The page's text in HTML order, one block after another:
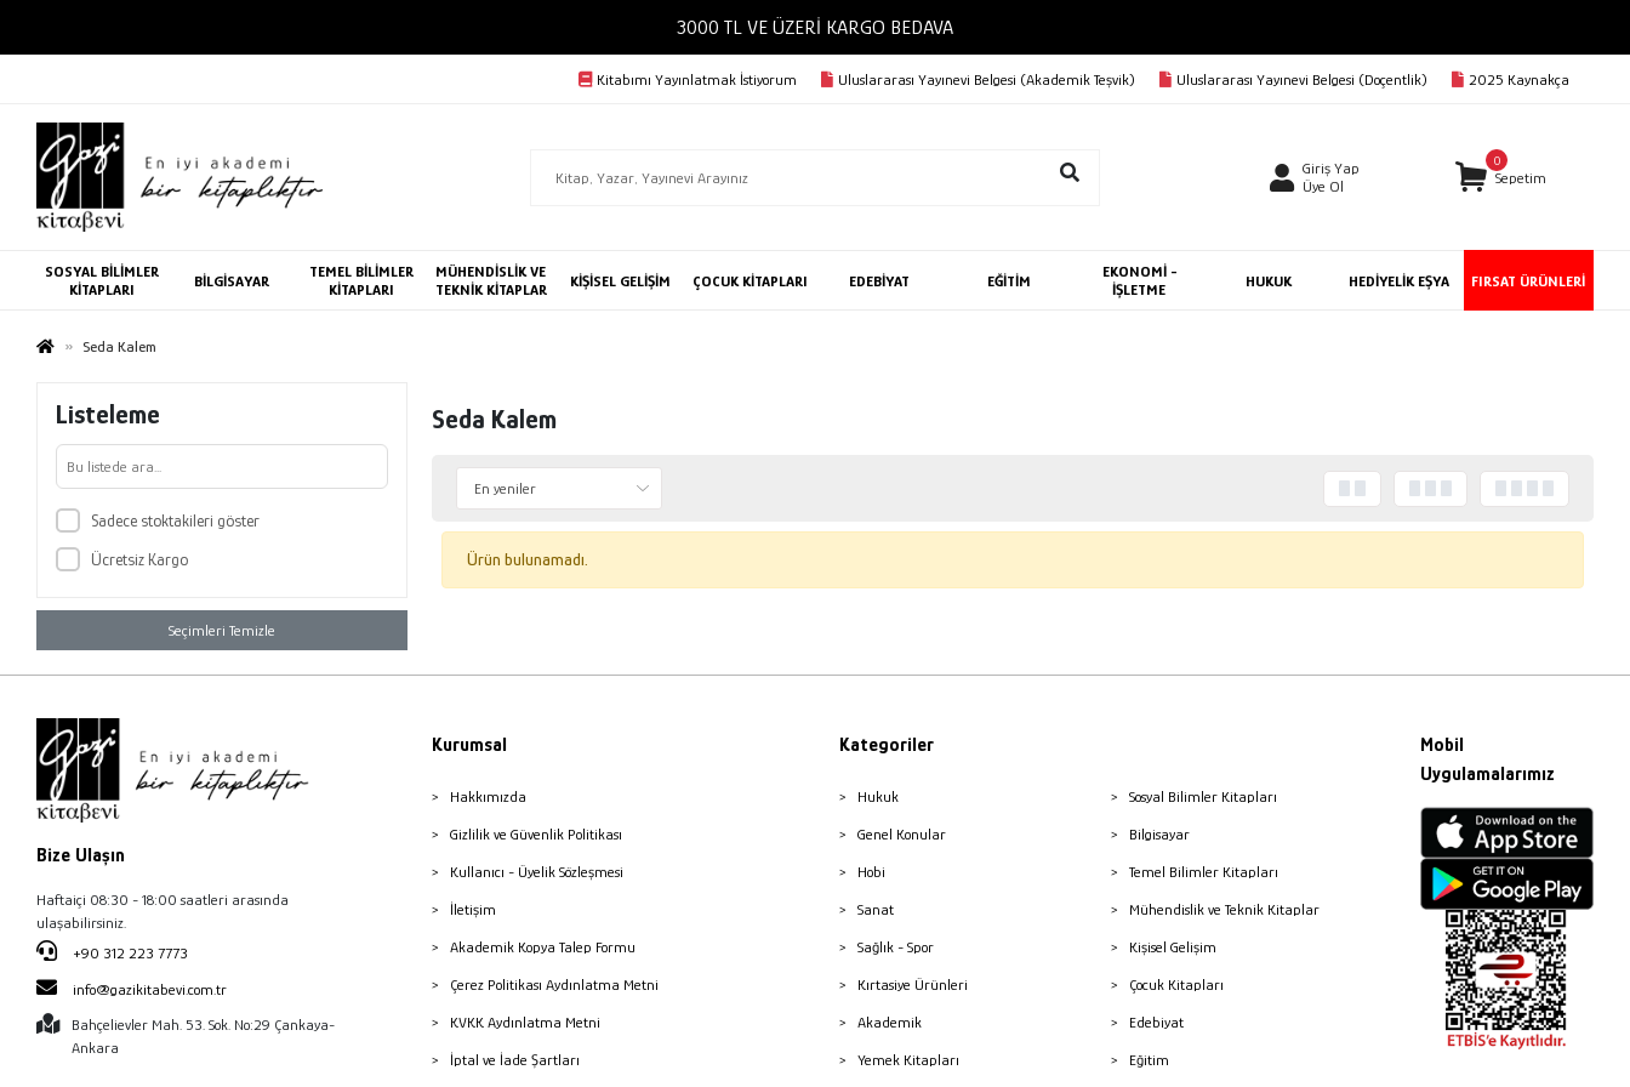
3000 TL VE ÜZERİ KARGO BEDAVA
Kitabımı Yayınlatmak İstiyorum Uluslararası Yayınevi Belgesi (Akademik Teşvik) Uluslararası Yayınevi Belgesi (Doçentlik) 2025 Kaynakça
Giriş Yap
Üye Ol
0
Sepetim
SOSYAL BİLİMLER
KİTAPLARI
BİLGİSAYAR
TEMEL BİLİMLER
KİTAPLARI
MÜHENDİSLİK VE
TEKNİK KİTAPLAR
KİŞİSEL GELİŞİM ÇOCUK KİTAPLARI EDEBİYAT EĞİTİM
EKONOMİ -
İŞLETME
HUKUK HEDİYELİK EŞYA FIRSAT ÜRÜNLERİ
Seda Kalem
Listeleme
Sadece stoktakileri göster
Ücretsiz Kargo
Seçimleri Temizle
Seda Kalem
Ürün bulunamadı.
Bize Ulaşın
Haftaiçi 08:30 - 18:00 saatleri arasında
ulaşabilirsiniz.
+90 312 223 7773
info@gazikitabevi.com.tr
Bahçelievler Mah. 53. Sok. No:29 Çankaya-
Ankara
Kurumsal
Hakkımızda
Gizlilik ve Güvenlik Politikası
Kullanıcı - Üyelik Sözleşmesi
İletişim
Akademik Kopya Talep Formu
Çerez Politikası Aydınlatma Metni
KVKK Aydınlatma Metni
İptal ve İade Şartları
Kategoriler
Hukuk
Genel Konular
Hobi
Sanat
Sağlık - Spor
Kırtasiye Ürünleri
Akademik
Yemek Kitapları
Sosyal Bilimler Kitapları
Bilgisayar
Temel Bilimler Kitapları
Mühendislik ve Teknik Kitaplar
Kişisel Gelişim
Çocuk Kitapları
Edebiyat
Eğitim
Mobil
Uygulamalarımız